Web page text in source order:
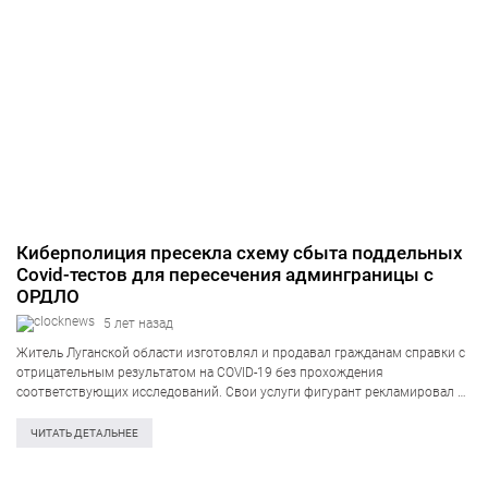
Киберполиция пресекла схему сбыта поддельных
Covid-тестов для пересечения админграницы с
ОРДЛО
5 лет назад
Житель Луганской области изготовлял и продавал гражданам справки с
отрицательным результатом на COVID-19 без прохождения
соответствующих исследований. Свои услуги фигурант рекламировал в
неподконтрольной территории. Об этом сообщает пресс-служба
ЧИТАТЬ ДЕТАЛЬНЕЕ